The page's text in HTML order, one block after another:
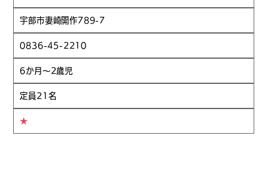
宇部市妻崎開作789-7
0836-45-2210
6か月～2歳児
定員21名
★